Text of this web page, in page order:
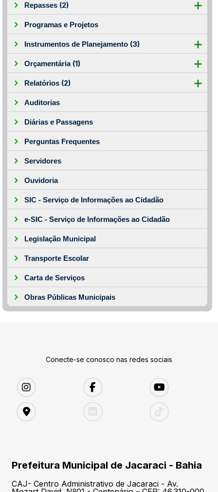
Repasses (2)
Programas e Projetos
Instrumentos de Planejamento (3)
Orçamentária (1)
Relatórios (2)
Auditorias
Diárias e Passagens
Perguntas Frequentes
Servidores
Ouvidoria
SIC - Serviço de Informações ao Cidadão
e-SIC - Serviço de Informações ao Cidadão
Legislação Municipal
Transporte Escolar
Carta de Serviços
Obras Públicas Municipais
Conecte-se conosco nas redes sociais
Prefeitura Municipal de Jacaraci - Bahia
CAJ- Centro Administrativo de Jacaraci - Av.